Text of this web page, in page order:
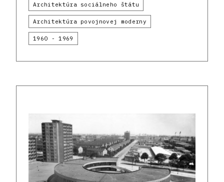
Architektúra sociálneho štátu
Architektúra povojnovej moderny
1960 - 1969